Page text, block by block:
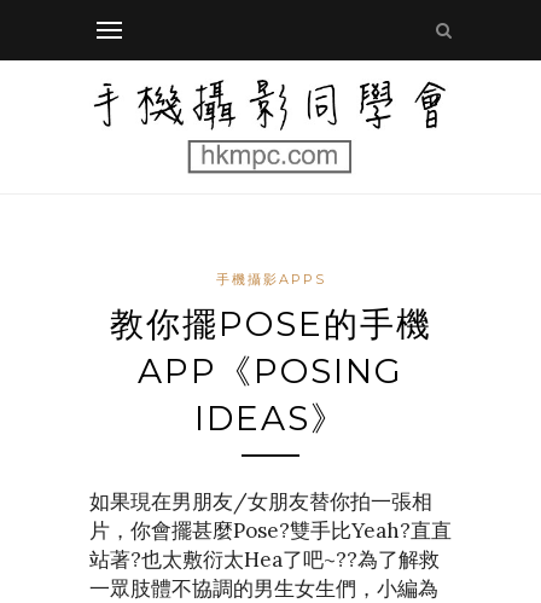
手機攝影APPS
教你擺POSE的手機
APP《POSING
IDEAS》
如果現在男朋友/女朋友替你拍一張相
片，你會擺甚麼Pose?雙手比Yeah?直直
站著?也太敷衍太Hea了吧~??為了解救
一眾肢體不協調的男生女生們，小編為